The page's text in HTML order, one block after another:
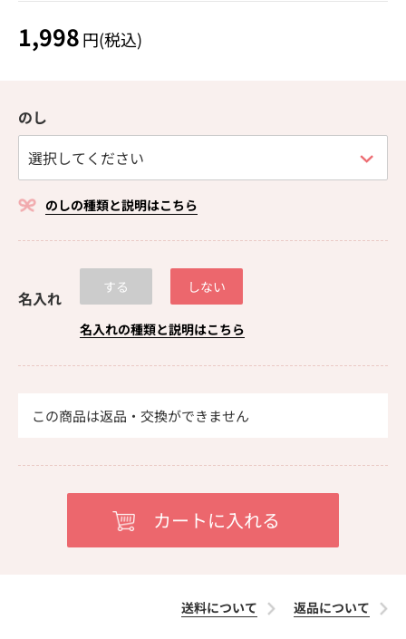
1,998円(税込)
のし
のしの種類と説明はこちら
名入れ
する しない
名入れの種類と説明はこちら
この商品は返品・交換ができません
送料について 返品について